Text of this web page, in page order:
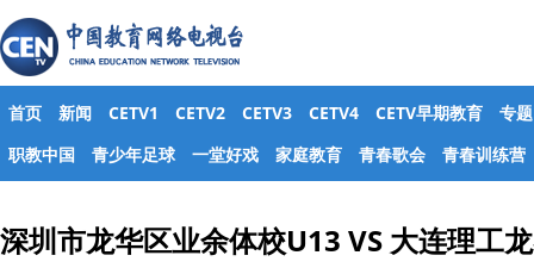
首页 新闻 CETV1 CETV2 CETV3 CETV4 CETV早期教育
专题
职教中国
青少年足球 一堂好戏 家庭教育 青春歌会 青春训练营
深圳市龙华区业余体校U13 VS 大连理工